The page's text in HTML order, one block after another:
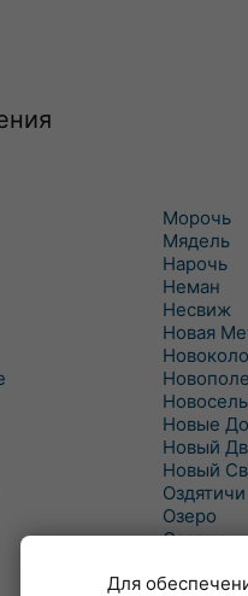
Морочь
Мядель
Нарочь
Неман
Несвиж
Новая
Новые
Новый
Новый
Оздятичи
Озеро
Озерцо
Октябрь
Для